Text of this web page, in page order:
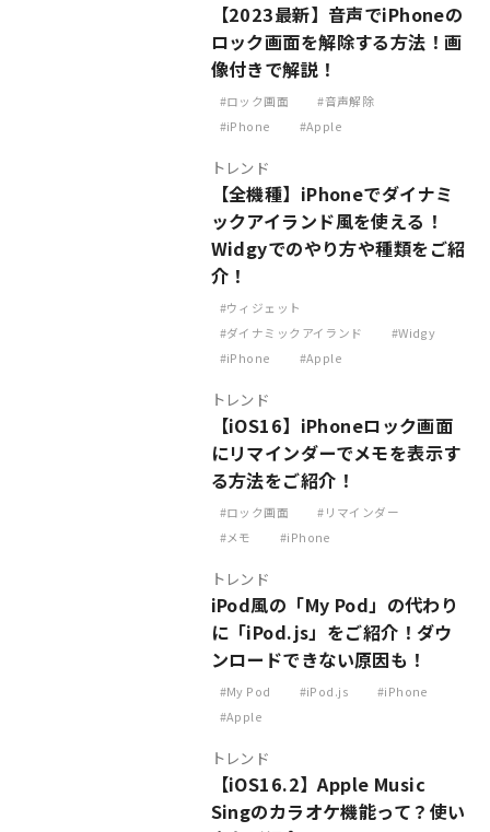
【2023最新】音声でiPhoneの
ロック画面を解除する方法！画
像付きで解説！
ロック画面
音声解除
iPhone
Apple
トレンド
【全機種】iPhoneでダイナミ
ックアイランド風を使える！
Widgyでのやり方や種類をご紹
介！
ウィジェット
ダイナミックアイランド
Widgy
iPhone
Apple
トレンド
【iOS16】iPhoneロック画面
にリマインダーでメモを表示す
る方法をご紹介！
ロック画面
リマインダー
メモ
iPhone
トレンド
iPod風の「My Pod」の代わり
に「iPod.js」をご紹介！ダウ
ンロードできない原因も！
My Pod iPod.js
iPhone
Apple
トレンド
【iOS16.2】Apple Music
Singのカラオケ機能って？使い